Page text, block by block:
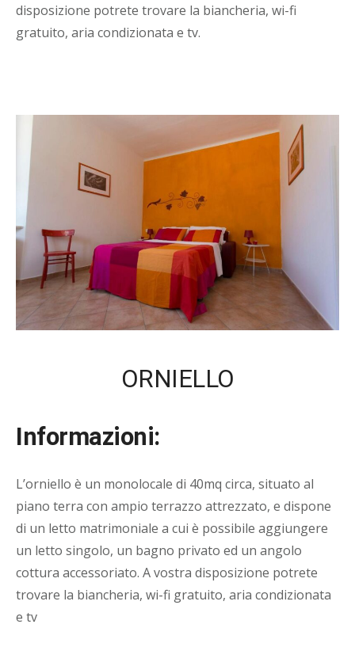
disposizione potrete trovare la biancheria, wi-fi
gratuito, aria condizionata e tv.
ORNIELLO
Informazioni:
L’orniello è un monolocale di 40mq circa, situato al
piano terra con ampio terrazzo attrezzato, e dispone
di un letto matrimoniale a cui è possibile aggiungere
un letto singolo, un bagno privato ed un angolo
cottura accessoriato. A vostra disposizione potrete
trovare la biancheria, wi-fi gratuito, aria condizionata
e tv